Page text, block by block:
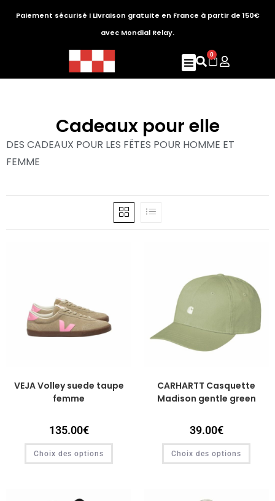
Paiement sécurisé I Livraison gratuite en France à partir de 150€
avec Mondial Relay.
0
Cadeaux pour elle
DES CADEAUX POUR LES FËTES POUR HOMME ET
FEMME
VEJA Volley suede taupe
femme
135.00€
Choix des options
CARHARTT Casquette
Madison gentle green
39.00€
Choix des options